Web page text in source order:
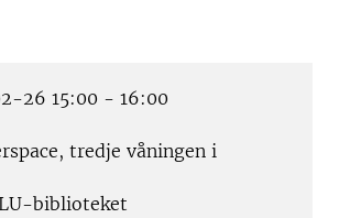
26 15:00 - 16:00
tredje våningen i
biblioteket